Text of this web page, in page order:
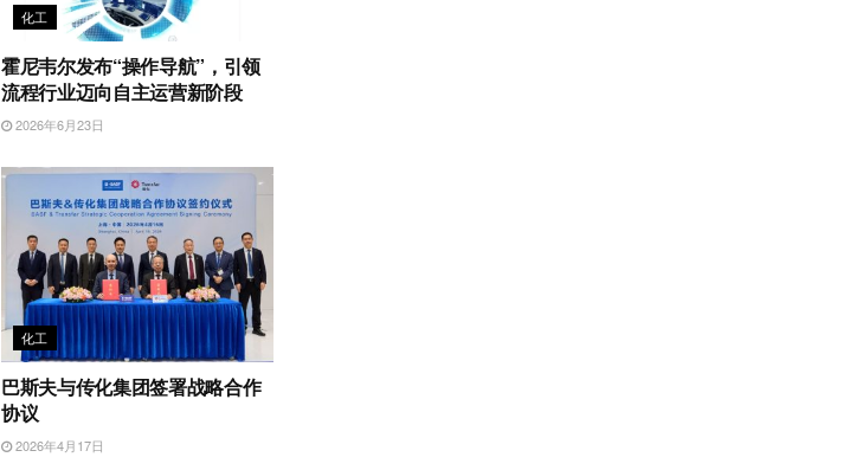
化工
霍尼韦尔发布“操作导航”，引领
流程行业迈向自主运营新阶段
2026年6月23日
化工
巴斯夫与传化集团签署战略合作
协议
2026年4月17日